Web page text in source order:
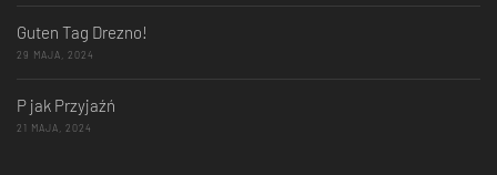
Guten Tag Drezno!
29 MAJA, 2024
P jak Przyjaźń
21 MAJA, 2024